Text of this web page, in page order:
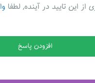
از این تایید در آینده, لطفا